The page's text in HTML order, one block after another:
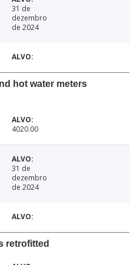
31 de
dezembro
de 2024
hot water meters
4020.00
31 de
dezembro
de 2024
retrofitted